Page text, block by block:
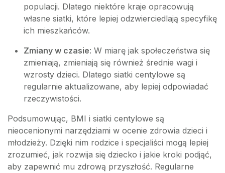
populacji. Dlatego niektóre kraje opracowują
własne siatki, które lepiej odzwierciedlają specyfikę
ich mieszkańców.
Zmiany w czasie: W miarę jak społeczeństwa się
zmieniają, zmieniają się również średnie wagi i
wzrosty dzieci. Dlatego siatki centylowe są
regularnie aktualizowane, aby lepiej odpowiadać
rzeczywistości.
Podsumowując, BMI i siatki centylowe są
nieocenionymi narzędziami w ocenie zdrowia dzieci i
młodzieży. Dzięki nim rodzice i specjaliści mogą lepiej
zrozumieć, jak rozwija się dziecko i jakie kroki podjąć,
aby zapewnić mu zdrową przyszłość. Regularne